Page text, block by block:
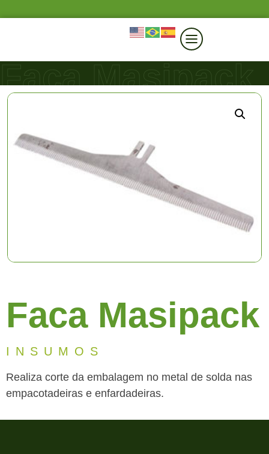
Faca Masipack
Faca Masipack
INSUMOS
Realiza corte da embalagem no metal de solda nas
empacotadeiras e enfardadeiras.